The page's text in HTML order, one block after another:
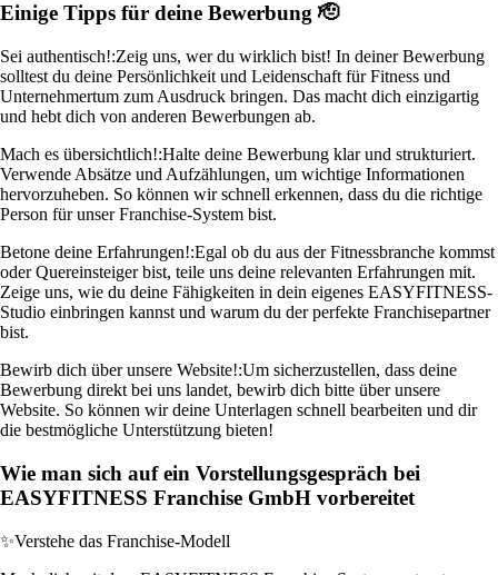
Einige Tipps für deine Bewerbung 🫡
Sei authentisch!:Zeig uns, wer du wirklich bist! In deiner Bewerbung
solltest du deine Persönlichkeit und Leidenschaft für Fitness und
Unternehmertum zum Ausdruck bringen. Das macht dich einzigartig
und hebt dich von anderen Bewerbungen ab.
Mach es übersichtlich!:Halte deine Bewerbung klar und strukturiert.
Verwende Absätze und Aufzählungen, um wichtige Informationen
hervorzuheben. So können wir schnell erkennen, dass du die richtige
Person für unser Franchise-System bist.
Betone deine Erfahrungen!:Egal ob du aus der Fitnessbranche kommst
oder Quereinsteiger bist, teile uns deine relevanten Erfahrungen mit.
Zeige uns, wie du deine Fähigkeiten in dein eigenes EASYFITNESS-
Studio einbringen kannst und warum du der perfekte Franchisepartner
bist.
Bewirb dich über unsere Website!:Um sicherzustellen, dass deine
Bewerbung direkt bei uns landet, bewirb dich bitte über unsere
Website. So können wir deine Unterlagen schnell bearbeiten und dir
die bestmögliche Unterstützung bieten!
Wie man sich auf ein Vorstellungsgespräch bei
EASYFITNESS Franchise GmbH vorbereitet
✨Verstehe das Franchise-Modell